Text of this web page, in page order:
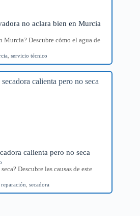
no aclara bien en Murcia
Murcia? Descubre cómo el agua de
servicio técnico
calienta pero no seca
Descubre las causas de este
reparación secadora